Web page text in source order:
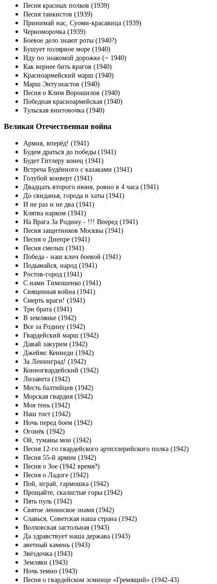
Песня красных полков (1939)
Песня танкистов (1939)
Принимай нас, Суоми-красавица (1939)
Черноморочка (1939)
Боевое дело знают роты (1940?)
Бушует полярное море (1940)
Иду по знакомой дорожке (~ 1940)
Как вернее бить врагов (1940)
Красноармейский марш (1940)
Марш Энтузиастов (1940)
Песня о Клим Ворошилов (1940)
Победная красноармейская (1940)
Тульская винтовочка (1940)
Великая Отечественная война
Армия, вперёд! (1941)
Будем драться до победы (1941)
Будет Гитлеру конец (1941)
Встреча Будённого с казаками (1941)
Голубой конверт (1941)
Двадцать второго июня, ровно в 4 часа (1941)
До свиданья, города и хаты (1941)
И не раз и не два (1941)
Клятва нарком (1941)
На Врага За Родину - !!! Вперед (1941)
Песня защитников Москвы (1941)
Песня о Днепре (1941)
Песня смелых (1941)
Победа - наш клич боевой (1941)
Подымайся, народ (1941)
Ростов-город (1941)
С нами Тимошенко (1941)
Священная война (1941)
Смерть враги! (1941)
Три брата (1941)
В землянке (1942)
Все за Родину (1942)
Гвардейский марш (1942)
Давай закурим (1942)
Джеймс Кеннеди (1942)
За Ленинград! (1942)
Конногвардейский (1942)
Лизавета (1942)
Месть балтийцев (1942)
Морская гвардия (1942)
Моя тень (1942)
Наш тост (1942)
Ночь перед боем (1942)
Огонёк (1942)
Ой, туманы мои (1942)
Песня 12-го гвардейского артиллерийского полка (1942)
Песня 55-й армии (1942)
Песня о Зое (1942 время?)
Песня о Ладоге (1942)
Пой, играй, гармошка (1942)
Прощайте, скалистые горы (1942)
Пять пуль (1942)
Святое ленинское знамя (1942)
Славься, Советская наша страна (1942)
Волховская застольная (1943)
Да здравствует наша держава (1943)
аветный камень (1943)
Звёздочка (1943)
Земляки (1943)
Ночь темно (1943)
Песня о гвардейском эсминце «Гремящий» (1942-43)